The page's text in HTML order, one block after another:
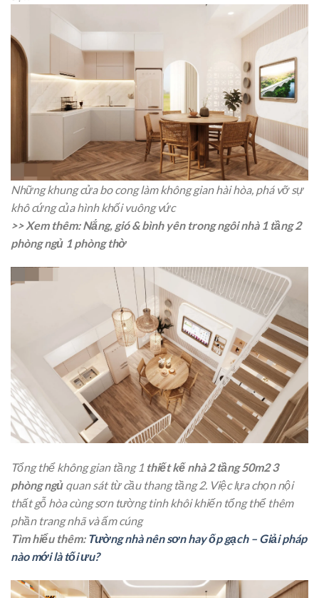
Những khung cửa bo cong làm không gian hài hòa, phá vỡ sự
khô cứng của hình khối vuông vức
>> Xem thêm: Nắng, gió & bình yên trong ngôi nhà 1 tầng 2
phòng ngủ 1 phòng thờ
Tổng thể không gian tầng 1 thiết kế nhà 2 tầng 50m2 3
phòng ngủ quan sát từ cầu thang tầng 2. Việc lựa chọn nội
thất gỗ hòa cùng sơn tường tinh khôi khiến tổng thể thêm
phần trang nhã và ấm cúng
Tìm hiểu thêm: Tường nhà nên sơn hay ốp gạch – Giải pháp
nào mới là tối ưu?